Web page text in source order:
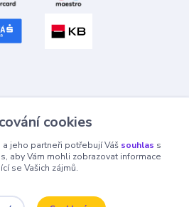
cookies
jeho partneři potřebují Váš souhlas s
aby Vám mohli zobrazovat informace
se Vašich zájmů.